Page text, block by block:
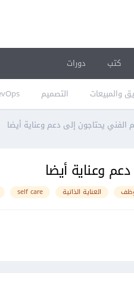
والمبيعات التصميم
كتب دورات
الفني يحتاجون إلى دعم وعناية أيضا
وعناية أيضا
العناية الذاتية self care